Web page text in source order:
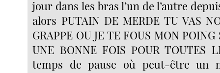
jour dans les bras l’un de l’autre
alors PUTAIN DE MERDE TU VAS
GRAPPE OU JE TE FOUS MON
UNE BONNE FOIS POUR TOUTES
temps de pause où peut-être un